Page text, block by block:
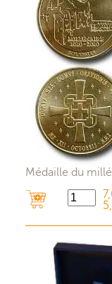
Médaille du